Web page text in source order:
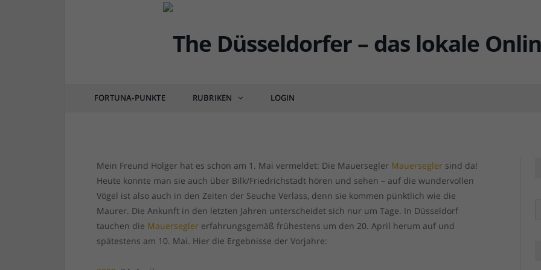
FORTUNA-PUNKTE RUBRIKEN LOGIN
DÜSSEL-LEBEN & GENIESSEN
Mein Freund Holger hat es schon am 1. Mai vermeldet: Die Mauersegler Mauersegler sind da!
Heute konnte man sie auch über Bilk/Friedrichstadt hören und sehen – auf die wundervollen
Vögel ist also auch in den Zeiten der Seuche Verlass, denn sie kommen pünktlich wie die
Maurer. Die Ankunft in den letzten Jahren unterscheidet sich nur um Tage. In Düsseldorf
tauchen die Mauersegler erfahrungsgemäß frühestens um den 20. April herum auf und
spätestens am 10. Mai. Hier die Ergebnisse der Vorjahre: